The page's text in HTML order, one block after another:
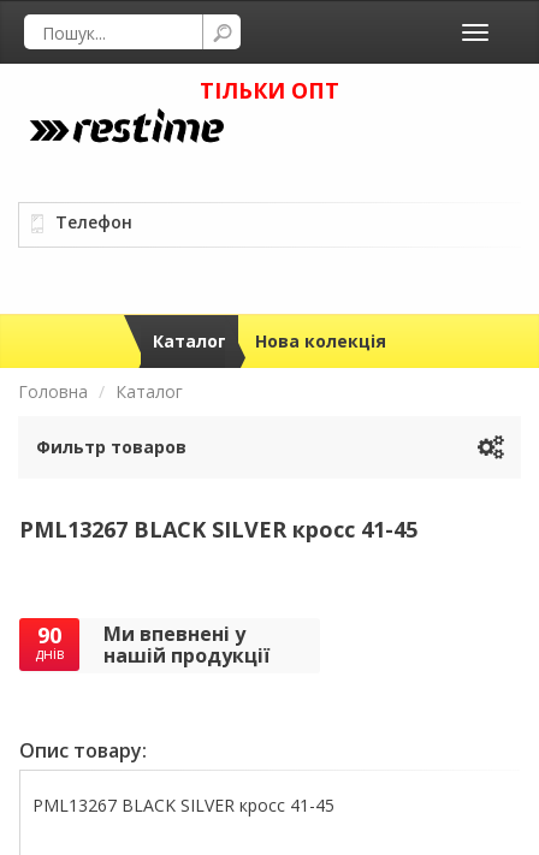
Toggle
ТІЛЬКИ ОПТ
Телефон
Каталог Нова колекція
Головна Каталог
Фильтр товаров
PML13267 BLACK SILVER кросс 41-45
90
днів
Ми впевнені у
нашій продукції
Опис товару:
PML13267 BLACK SILVER кросс 41-45